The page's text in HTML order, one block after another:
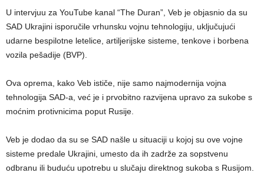
U intervjuu za YouTube kanal “The Duran”, Veb je objasnio da su
SAD Ukrajini isporučile vrhunsku vojnu tehnologiju, uključujući
udarne bespilotne letelice, artiljerijske sisteme, tenkove i borbena
vozila pešadije (BVP).
Ova oprema, kako Veb ističe, nije samo najmodernija vojna
tehnologija SAD-a, već je i prvobitno razvijena upravo za sukobe s
moćnim protivnicima poput Rusije.
Veb je dodao da su se SAD našle u situaciji u kojoj su ove vojne
sisteme predale Ukrajini, umesto da ih zadrže za sopstvenu
odbranu ili buduću upotrebu u slučaju direktnog sukoba s Rusijom.